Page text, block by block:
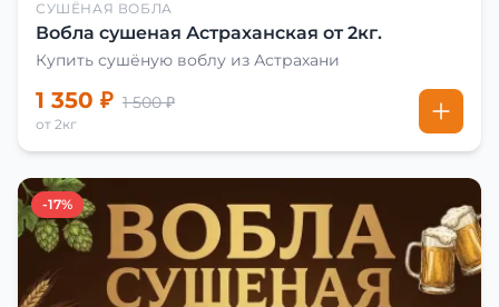
СУШЁНАЯ ВОБЛА
Вобла сушеная Астраханская от 2кг.
Купить сушёную воблу из Астрахани
1 350 ₽ 1 500 ₽
от 2кг
-17%